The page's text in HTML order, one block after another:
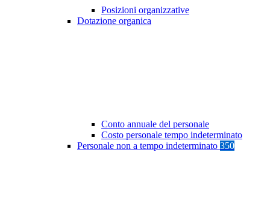
Posizioni organizzative
Dotazione organica
Conto annuale del personale
Costo personale tempo indeterminato
Personale non a tempo indeterminato 350